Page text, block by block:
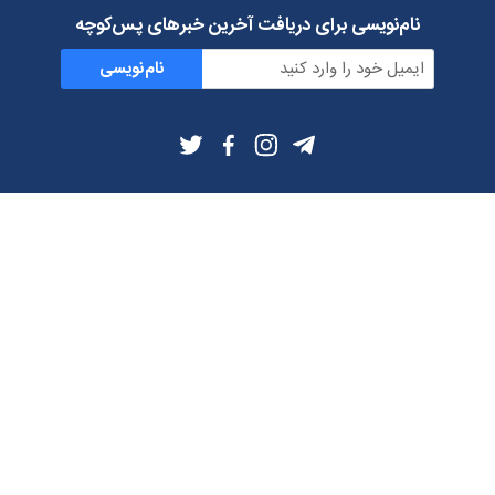
نام‌نویسی برای دریافت آخرین خبرهای پس‌کوچه
نام‌نویسی